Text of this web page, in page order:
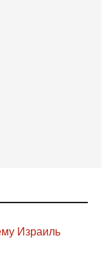
историк.
Израиль